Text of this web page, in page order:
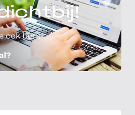
ook bent